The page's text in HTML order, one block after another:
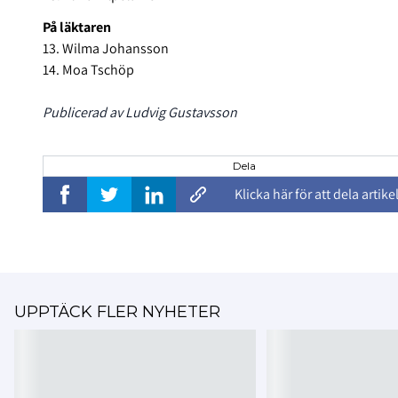
På läktaren
13. Wilma Johansson
14. Moa Tschöp
Publicerad av Ludvig Gustavsson
Dela
Klicka här för att dela
UPPTÄCK FLER NYHETER